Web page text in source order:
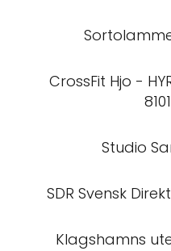
CrossFit Hjo -
Studio
SDR Svensk
Klagshamns